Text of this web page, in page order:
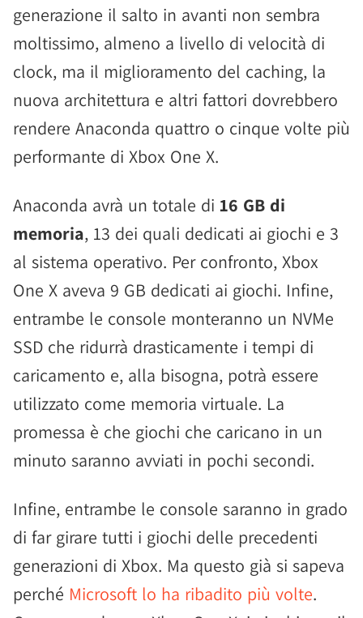
generazione il salto in avanti non sembra
moltissimo, almeno a livello di velocità di
clock, ma il miglioramento del caching, la
nuova architettura e altri fattori dovrebbero
rendere Anaconda quattro o cinque volte più
performante di Xbox One X.
Anaconda avrà un totale di 16 GB di
memoria, 13 dei quali dedicati ai giochi e 3
al sistema operativo. Per confronto, Xbox
One X aveva 9 GB dedicati ai giochi. Infine,
entrambe le console monteranno un NVMe
SSD che ridurrà drasticamente i tempi di
caricamento e, alla bisogna, potrà essere
utilizzato come memoria virtuale. La
promessa è che giochi che caricano in un
minuto saranno avviati in pochi secondi.
Infine, entrambe le console saranno in grado
di far girare tutti i giochi delle precedenti
generazioni di Xbox. Ma questo già si sapeva
perché Microsoft lo ha ribadito più volte.